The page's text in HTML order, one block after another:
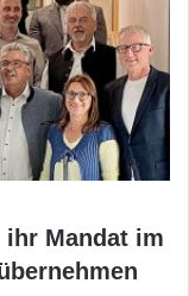
Mandat im